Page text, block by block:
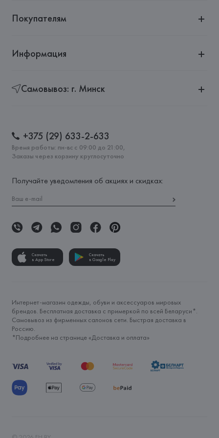
Покупателям
Информация
Самовывоз: г. Минск
+375 (29) 633-2-633
Время работы: пн-вс с 09:00 до 21:00,
Заказы через корзину круглосуточно
Получайте уведомления об акциях и скидках:
Скачать
в App Store
Скачать
в Google Play
Интернет-магазин одежды, обуви и аксессуаров мировых
брендов. Бесплатная доставка с примеркой по всей Беларуси*.
Самовывоз из фирменных салонов сети. Быстрая доставка в
Россию.
*Подробнее на странице «Доставка и оплата»